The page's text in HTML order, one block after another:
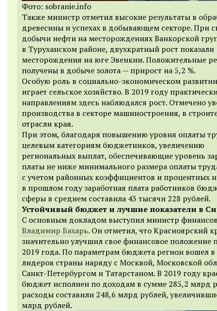
Фото: sobranie.info
Также министр отметил высокие результаты в
древесины и успехах в добывающем секторе. При
добычи нефти на месторождениях Ванкорской
в Туруханском районе, двухкратный рост показали
месторождения на юге Эвенкии. Положительные
получены в добыче золота — прирост на 5,2 %.
Особую роль в социально-экономическом
играет сельское хозяйство. В 2019 году
направлениям здесь наблюдался рост. Отмечено
производства в секторе машиностроения, в
отрасли края.
При этом, благодаря повышению уровня оплаты
целевым категориям бюджетников, увеличению
региональных выплат, обеспечивающие уровень
платы не ниже минимального размера оплаты
с учетом районных коэффициентов и процентных
в прошлом году заработная плата работников
сферы в среднем составила 43 тысячи 228 рублей.
Устойчивый бюджет и лучшие показатели в
С основным докладом выступил министр
Владимир Бахарь. Он отметил, что Красноярский
значительно улучшил свое финансовое положение
2019 года. По параметрам бюджета регион вошел в
лидеров страны наряду с Москвой, Московской
Санкт-Петербургом и Татарстаном. В 2019 году
бюджет исполнен по доходам в сумме 285,2 млрд
расходы составили 248,6 млрд рублей,
млрд рублей.